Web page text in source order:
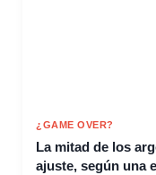
¿GAME OVER?
La mitad de los
ajuste, según una